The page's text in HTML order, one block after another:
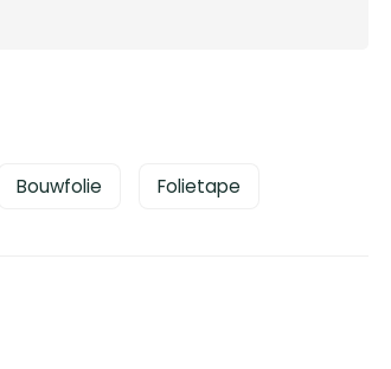
Bouwfolie Folietape